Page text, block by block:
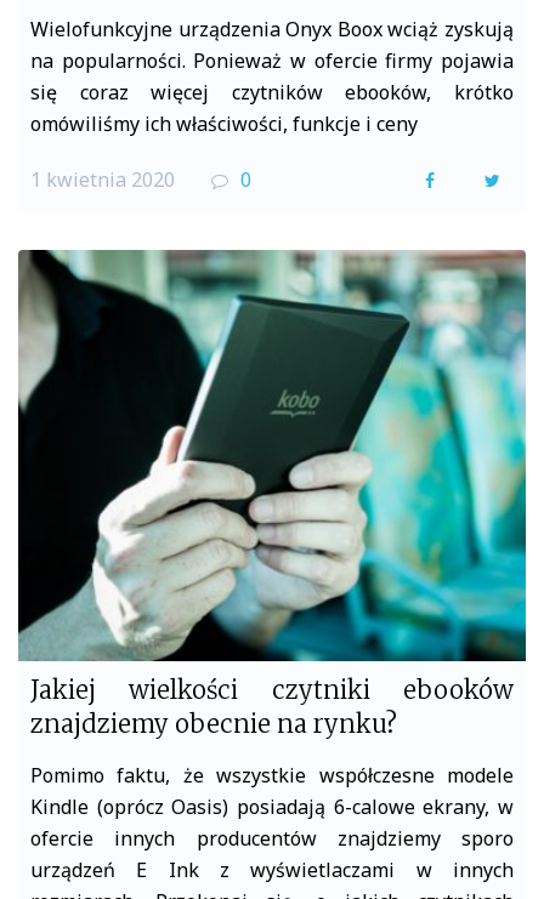
Wielofunkcyjne urządzenia Onyx Boox wciąż zyskują
na popularności. Ponieważ w ofercie firmy pojawia
się coraz więcej czytników ebooków, krótko
omówiliśmy ich właściwości, funkcje i ceny
1 kwietnia 2020 0
F
c
e
b
o
o
k
i
t
t
r
Jakiej wielkości czytniki ebooków
znajdziemy obecnie na rynku?
Pomimo faktu, że wszystkie współczesne modele
Kindle (oprócz Oasis) posiadają 6-calowe ekrany, w
ofercie innych producentów znajdziemy sporo
urządzeń E Ink z wyświetlaczami w innych